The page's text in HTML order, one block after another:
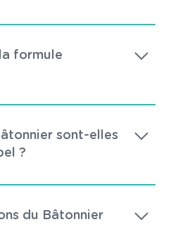
formule
sont-elles
?
du Bâtonnier